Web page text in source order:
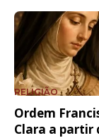
RELIGIÃO
Ordem
Clara a partir